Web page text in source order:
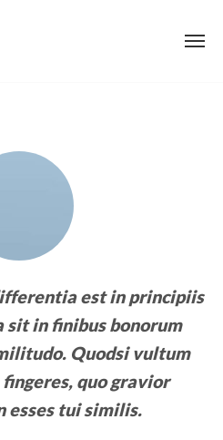
est in principiis
in finibus bonorum
Quodsi vultum
quo gravior
esses tui similis.